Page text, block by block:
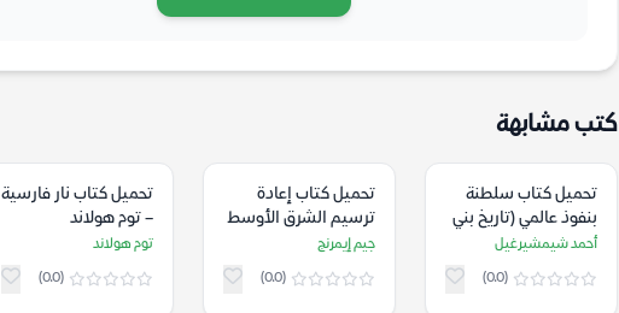
كتب مشابهة
تحميل كتاب سلطنة
بنفوذ عالمي (تاريخ بني
أحمد شيمشيرغيل
أحمد شيمشيرغيل
(0.0)
تحميل كتاب إعادة
ترسيم الشرق الأوسط
العثماني – جيم إيمرنج
جيم إيمرنج
(0.0)
تحميل كتاب نار فارسية
– توم هولاند
توم هولاند
(0.0)